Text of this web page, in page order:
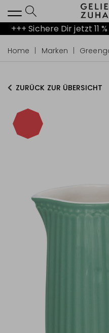
+++ Sichere Dir jetzt 11
Home Marken
ZURÜCK ZUR ÜBERSICHT